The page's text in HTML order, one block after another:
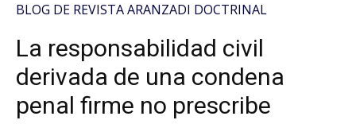
BLOG DE REVISTA ARANZADI DOCTRINAL
La responsabilidad civil
derivada de una condena
penal firme no prescribe